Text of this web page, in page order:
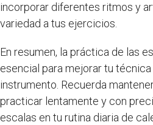
incorporar diferentes ritmos y
variedad a tus ejercicios.
En resumen, la práctica de las
esencial para mejorar tu técnica
instrumento. Recuerda
practicar lentamente y con
escalas en tu rutina diaria de